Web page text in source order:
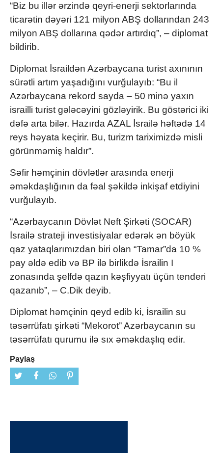
“Biz bu illər ərzində qeyri-enerji sektorlarında
ticarətin dəyəri 121 milyon ABŞ dollarından 243
milyon ABŞ dollarına qədər artırdıq”, – diplomat
bildirib.
Diplomat İsraildən Azərbaycana turist axınının
sürətli artım yaşadığını vurğulayıb: “Bu il
Azərbaycana rekord sayda – 50 minə yaxın
israilli turist gələcəyini gözləyirik. Bu göstərici iki
dəfə arta bilər. Hazırda AZAL İsrailə həftədə 14
reys həyata keçirir. Bu, turizm tariximizdə misli
görünməmiş haldır”.
Səfir həmçinin dövlətlər arasında enerji
əməkdaşlığının da fəal şəkildə inkişaf etdiyini
vurğulayıb.
“Azərbaycanın Dövlət Neft Şirkəti (SOCAR)
İsrailə strateji investisiyalar edərək ən böyük
qaz yataqlarımızdan biri olan “Tamar”da 10 %
pay əldə edib və BP ilə birlikdə İsrailin I
zonasında şelfdə qazın kəşfiyyatı üçün tenderi
qazanıb”, – C.Dik deyib.
Diplomat həmçinin qeyd edib ki, İsrailin su
təsərrüfatı şirkəti “Mekorot” Azərbaycanın su
təsərrüfatı qurumu ilə sıx əməkdaşlıq edir.
Paylaş